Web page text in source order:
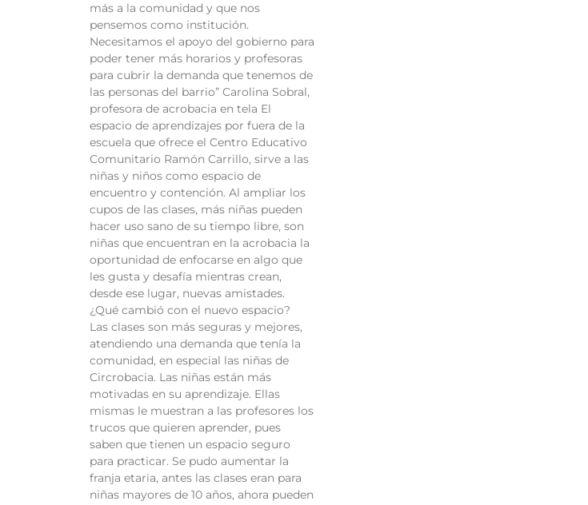
más a la comunidad y que nos
pensemos como institución.
Necesitamos el apoyo del gobierno para
poder tener más horarios y profesoras
para cubrir la demanda que tenemos de
las personas del barrio” Carolina Sobral,
profesora de acrobacia en tela El
espacio de aprendizajes por fuera de la
escuela que ofrece el Centro Educativo
Comunitario Ramón Carrillo, sirve a las
niñas y niños como espacio de
encuentro y contención. Al ampliar los
cupos de las clases, más niñas pueden
hacer uso sano de su tiempo libre, son
niñas que encuentran en la acrobacia la
oportunidad de enfocarse en algo que
les gusta y desafía mientras crean,
desde ese lugar, nuevas amistades.
¿Qué cambió con el nuevo espacio?
Las clases son más seguras y mejores,
atendiendo una demanda que tenía la
comunidad, en especial las niñas de
Circrobacia. Las niñas están más
motivadas en su aprendizaje. Ellas
mismas le muestran a las profesores los
trucos que quieren aprender, pues
saben que tienen un espacio seguro
para practicar. Se pudo aumentar la
franja etaria, antes las clases eran para
niñas mayores de 10 años, ahora pueden